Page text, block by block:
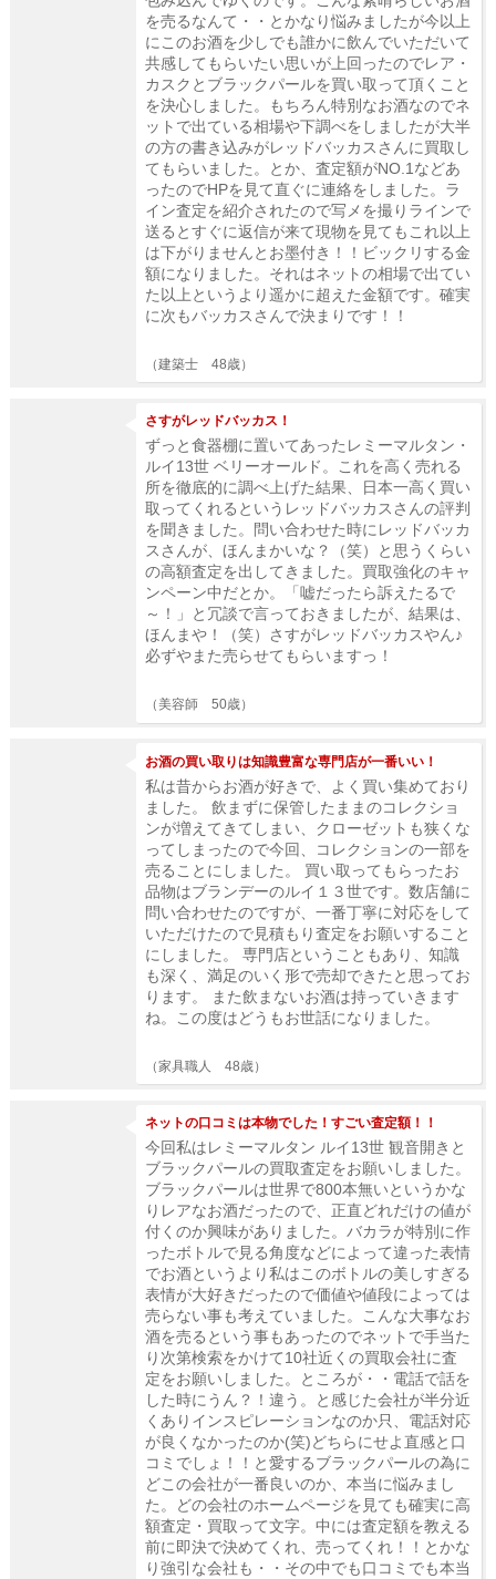
を売るなんて・・とかなり悩みましたが今以上
にこのお酒を少しでも誰かに飲んでいただいて
共感してもらいたい思いが上回ったのでレア・
カスクとブラックパールを買い取って頂くこと
を決心しました。もちろん特別なお酒なのでネ
ットで出ている相場や下調べをしましたが大半
の方の書き込みがレッドバッカスさんに買取し
てもらいました。とか、査定額がNO.1などあ
ったのでHPを見て直ぐに連絡をしました。ラ
イン査定を紹介されたので写メを撮りラインで
送るとすぐに返信が来て現物を見てもこれ以上
は下がりませんとお墨付き！！ビックリする金
額になりました。それはネットの相場で出てい
た以上というより遥かに超えた金額です。確実
に次もバッカスさんで決まりです！！
（建築士 48歳）
さすがレッドバッカス！
ずっと食器棚に置いてあったレミーマルタン・
ルイ13世 ベリーオールド。これを高く売れる
所を徹底的に調べ上げた結果、日本一高く買い
取ってくれるというレッドバッカスさんの評判
を聞きました。問い合わせた時にレッドバッカ
スさんが、ほんまかいな？（笑）と思うくらい
の高額査定を出してきました。買取強化のキャ
ンペーン中だとか。「嘘だったら訴えたるで
～！」と冗談で言っておきましたが、結果は、
ほんまや！（笑）さすがレッドバッカスやん♪
必ずやまた売らせてもらいますっ！
（美容師 50歳）
お酒の買い取りは知識豊富な専門店が一番いい！
私は昔からお酒が好きで、よく買い集めており
ました。 飲まずに保管したままのコレクショ
ンが増えてきてしまい、クローゼットも狭くな
ってしまったので今回、コレクションの一部を
売ることにしました。 買い取ってもらったお
品物はブランデーのルイ１３世です。数店舗に
問い合わせたのですが、一番丁寧に対応をして
いただけたので見積もり査定をお願いすること
にしました。 専門店ということもあり、知識
も深く、満足のいく形で売却できたと思ってお
ります。 また飲まないお酒は持っていきます
ね。この度はどうもお世話になりました。
（家具職人 48歳）
ネットの口コミは本物でした！すごい査定額！！
今回私はレミーマルタン ルイ13世 観音開きと
ブラックパールの買取査定をお願いしました。
ブラックパールは世界で800本無いというかな
りレアなお酒だったので、正直どれだけの値が
付くのか興味がありました。バカラが特別に作
ったボトルで見る角度などによって違った表情
でお酒というより私はこのボトルの美しすぎる
表情が大好きだったので価値や値段によっては
売らない事も考えていました。こんな大事なお
酒を売るという事もあったのでネットで手当た
り次第検索をかけて10社近くの買取会社に査
定をお願いしました。ところが・・電話で話を
した時にうん？！違う。と感じた会社が半分近
くありインスピレーションなのか只、電話対応
が良くなかったのか(笑)どちらにせよ直感と口
コミでしょ！！と愛するブラックパールの為に
どこの会社が一番良いのか、本当に悩みまし
た。どの会社のホームページを見ても確実に高
額査定・買取って文字。中には査定額を教える
前に即決で決めてくれ、売ってくれ！！とかな
り強引な会社も・・その中でも口コミでも本当